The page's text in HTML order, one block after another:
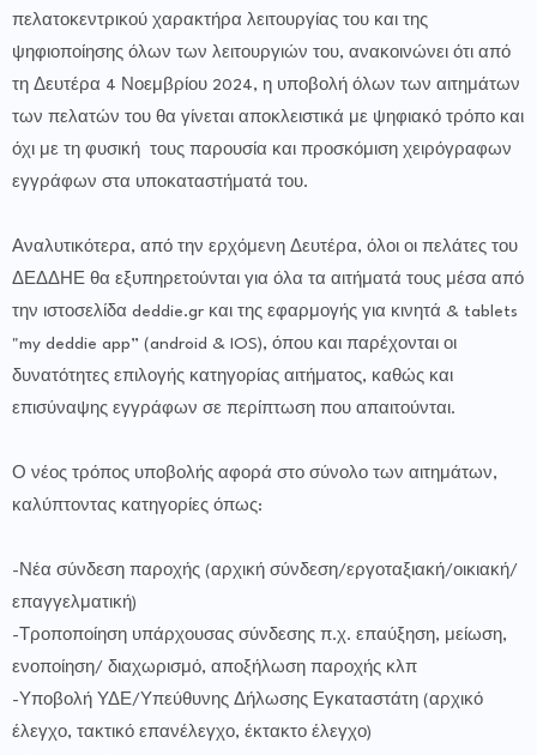
πελατοκεντρικού χαρακτήρα λειτουργίας του και της
ψηφιοποίησης όλων των λειτουργιών του, ανακοινώνει ότι από
τη Δευτέρα 4 Νοεμβρίου 2024, η υποβολή όλων των αιτημάτων
των πελατών του θα γίνεται αποκλειστικά με ψηφιακό τρόπο και
όχι με τη φυσική τους παρουσία και προσκόμιση χειρόγραφων
εγγράφων στα υποκαταστήματά του.
Αναλυτικότερα, από την ερχόμενη Δευτέρα, όλοι οι πελάτες του
ΔΕΔΔΗΕ θα εξυπηρετούνται για όλα τα αιτήματά τους μέσα από
την ιστοσελίδα deddie.gr και της εφαρμογής για κινητά & tablets
"my deddie app” (android & IOS), όπου και παρέχονται οι
δυνατότητες επιλογής κατηγορίας αιτήματος, καθώς και
επισύναψης εγγράφων σε περίπτωση που απαιτούνται.
Ο νέος τρόπος υποβολής αφορά στο σύνολο των αιτημάτων,
καλύπτοντας κατηγορίες όπως:
-Νέα σύνδεση παροχής (αρχική σύνδεση/εργοταξιακή/οικιακή/
επαγγελματική)
-Τροποποίηση υπάρχουσας σύνδεσης π.χ. επαύξηση, μείωση,
ενοποίηση/ διαχωρισμό, αποξήλωση παροχής κλπ
-Υποβολή ΥΔΕ/Υπεύθυνης Δήλωσης Εγκαταστάτη (αρχικό
έλεγχο, τακτικό επανέλεγχο, έκτακτο έλεγχο)